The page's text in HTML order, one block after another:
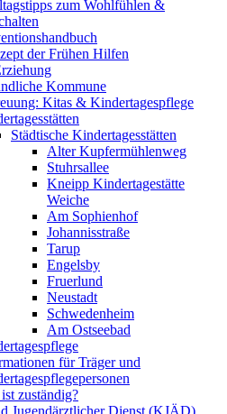
zum Wohlfühlen &
der Frühen Hilfen
Kommune
Kitas & Kindertagespflege
Städtische Kindertagesstätten
Alter Kupfermühlenweg
Stuhrsallee
Kneipp Kindertagestätte
Weiche
Am Sophienhof
Johannisstraße
Tarup
Engelsby
Fruerlund
Neustadt
Schwedenheim
Am Ostseebad
für Träger und
zuständig?
Jugendärztlicher Dienst (KJÄD)